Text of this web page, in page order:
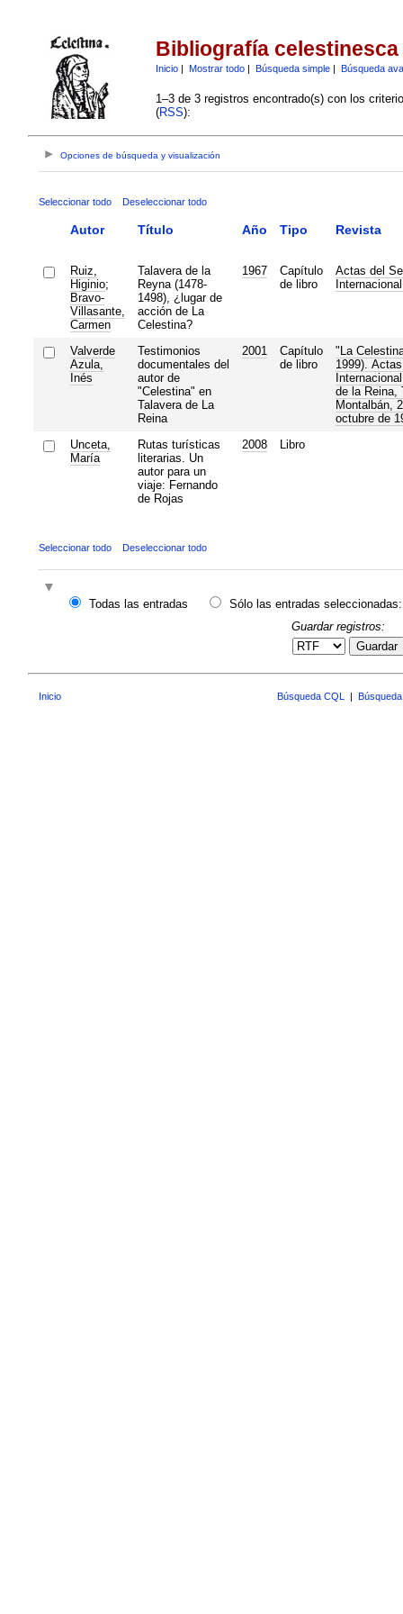
Bibliografía celestinesca
Inicio| Mostrar todo| Búsqueda simple| Búsqueda
1–3 de 3 registros encontrado(s) con los
(RSS):
Opciones de búsqueda y visualización
Seleccionar todo Deseleccionar todo
Autor Título Año Tipo Revista
Ruiz,
Higinio;
Bravo-
Villasante,
Carmen
Talavera de la
Reyna (1478-
1498), ¿lugar de
acción de La
Celestina?
1967
Capítulo
de libro
Actas del
Valverde
Azula,
Inés
Testimonios
documentales del
autor de
"Celestina" en
Talavera de La
Reina
2001
Capítulo
de libro
"La
1999).
de la Reina,
Montalbán,
octubre de
Unceta,
María
Rutas turísticas
literarias. Un
autor para un
viaje: Fernando
de Rojas
2008 Libro
Seleccionar todo Deseleccionar todo
Todas las entradas
Sólo las entradas seleccionadas:
Guardar registros:
Guardar
Inicio Búsqueda CQL